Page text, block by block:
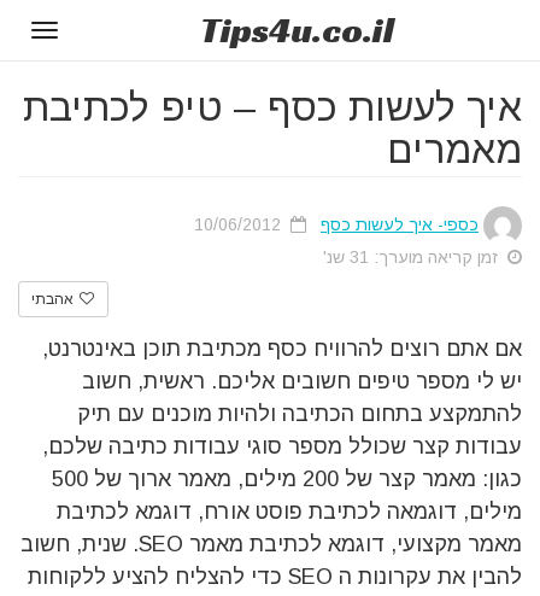
Tips4u.co.il
איך לעשות כסף – טיפ לכתיבת
מאמרים
כספי- איך לעשות כסף
זמן קריאה מוערך: 31 שנ'
אהבתי
אם אתם רוצים להרוויח כסף מכתיבת תוכן באינטרנט,
יש לי מספר טיפים חשובים אליכם. ראשית, חשוב
להתמקצע בתחום הכתיבה ולהיות מוכנים עם תיק
עבודות קצר שכולל מספר סוגי עבודות כתיבה שלכם,
כגון: מאמר קצר של 200 מילים, מאמר ארוך של 500
מילים, דוגמאה לכתיבת פוסט אורח, דוגמא לכתיבת
מאמר מקצועי, דוגמא לכתיבת מאמר SEO. שנית, חשוב
להבין את עקרונות ה SEO כדי להצליח להציע ללקוחות